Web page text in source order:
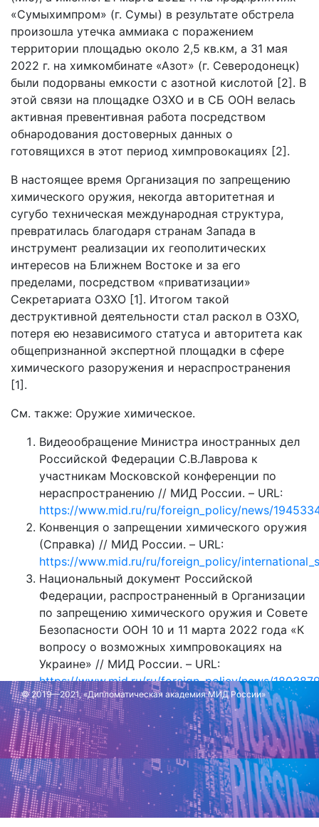
«Сумыхимпром» (г. Сумы) в результате обстрела
произошла утечка аммиака с поражением
территории площадью около 2,5 кв.км, а 31 мая
2022 г. на химкомбинате «Азот» (г. Северодонецк)
были подорваны емкости с азотной кислотой [2]. В
этой связи на площадке ОЗХО и в СБ ООН велась
активная превентивная работа посредством
обнародования достоверных данных о
готовящихся в этот период химпровокациях [2].
В настоящее время Организация по запрещению
химического оружия, некогда авторитетная и
сугубо техническая международная структура,
превратилась благодаря странам Запада в
инструмент реализации их геополитических
интересов на Ближнем Востоке и за его
пределами, посредством «приватизации»
Секретариата ОЗХО [1]. Итогом такой
деструктивной деятельности стал раскол в ОЗХО,
потеря ею независимого статуса и авторитета как
общепризнанной экспертной площадки в сфере
химического разоружения и нераспространения
[1].
См. также: Оружие химическое.
Видеообращение Министра иностранных дел
Российской Федерации С.В.Лаврова к
участникам Московской конференции по
нераспространению // МИД России. – URL:
https://www.mid.ru/ru/foreign_policy/news/
Конвенция о запрещении химического оружия
(Справка) // МИД России. – URL:
https://www.mid.ru/ru/foreign_policy/
Национальный документ Российской
Федерации, распространенный в Организации
по запрещению химического оружия и Совете
Безопасности ООН 10 и 11 марта 2022 года «К
вопросу о возможных химпровокациях на
Украине» // МИД России. – URL:
https://www.mid.ru/ru/foreign_policy/news/
Обновлено: 22 апреля 2024 г.
© 2019—2021, «Дипломатическая академия МИД России»